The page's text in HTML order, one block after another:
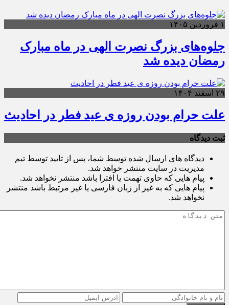
۱ فروردین ۱۴۰۵
جلوه‌های بزرگ نصرت الهی در ماه مبارک
رمضان دیده شد
۲۹ اسفند ۱۴۰۴
علت حرام بودن روزه ی عید فطر در احادیث
ثبت دیدگاه
دیدگاه های ارسال شده توسط شما، پس از تایید توسط تیم
مدیریت در سایت منتشر خواهد شد.
پیام هایی که حاوی تهمت یا افترا باشد منتشر نخواهد شد.
پیام هایی که به غیر از زبان فارسی یا غیر مرتبط باشد منتشر
نخواهد شد.